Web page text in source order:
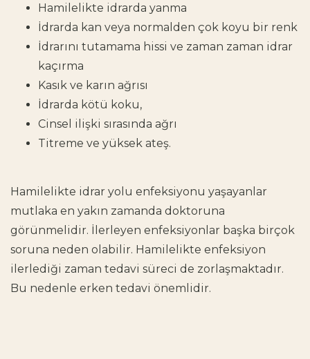
Hamilelikte idrarda yanma
İdrarda kan veya normalden çok koyu bir renk
İdrarını tutamama hissi ve zaman zaman idrar
kaçırma
Kasık ve karın ağrısı
İdrarda kötü koku,
Cinsel ilişki sırasında ağrı
Titreme ve yüksek ateş.
Hamilelikte idrar yolu enfeksiyonu yaşayanlar
mutlaka en yakın zamanda doktoruna
görünmelidir. İlerleyen enfeksiyonlar başka birçok
soruna neden olabilir. Hamilelikte enfeksiyon
ilerlediği zaman tedavi süreci de zorlaşmaktadır.
Bu nedenle erken tedavi önemlidir.